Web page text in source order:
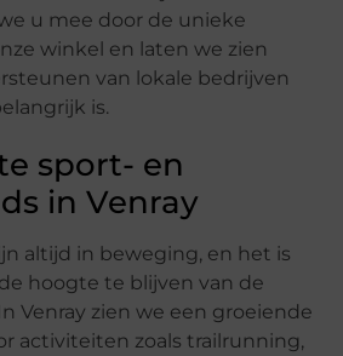
u mee door de unieke
winkel en laten we zien
van lokale bedrijven
is.
sport- en
in Venray
altijd in beweging, en het is
hoogte te blijven van de
Venray zien we een groeiende
activiteiten zoals trailrunning,